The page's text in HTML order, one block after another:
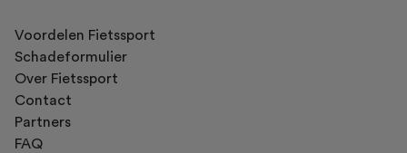
Voordelen Fietssport
Schadeformulier
Over Fietssport
Contact
Partners
FAQ